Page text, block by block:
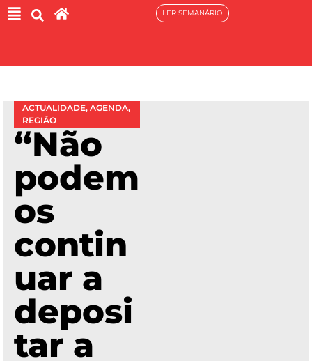
LER SEMANÁRIO
ACTUALIDADE, AGENDA,
REGIÃO
“Não
podem
os
contin
uar a
deposi
tar a